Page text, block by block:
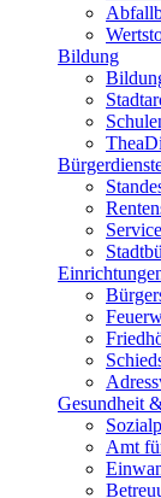
Bildung
Gesundheit
Amt